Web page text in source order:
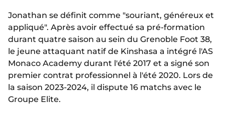
Jonathan se définit comme "souriant, généreux et
appliqué". Après avoir effectué sa pré-formation
durant quatre saison au sein du Grenoble Foot 38,
le jeune attaquant natif de Kinshasa a intégré l'AS
Monaco Academy durant l'été 2017 et a signé son
premier contrat professionnel à l'été 2020. Lors de
la saison 2023-2024, il dispute 16 matchs avec le
Groupe Elite.